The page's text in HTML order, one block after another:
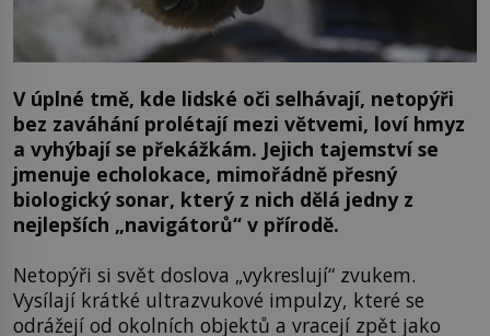
V úplné tmě, kde lidské oči selhávají, netopýři
bez zaváhání prolétají mezi větvemi, loví hmyz
a vyhýbají se překážkám. Jejich tajemství se
jmenuje echolokace, mimořádně přesný
biologický sonar, který z nich dělá jedny z
nejlepších „navigátorů“ v přírodě.
Netopýři si svět doslova „vykreslují“ zvukem.
Vysílají krátké ultrazvukové impulzy, které se
odrážejí od okolních objektů a vracejí zpět jako